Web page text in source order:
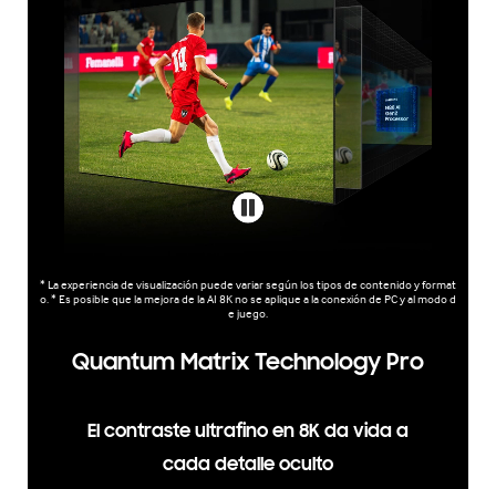
* La experiencia de visualización puede variar según los tipos de contenido y format
o. * Es posible que la mejora de la AI 8K no se aplique a la conexión de PC y al modo d
e juego.
Quantum Matrix Technology Pro
El contraste ultrafino en 8K da vida a
cada detalle oculto